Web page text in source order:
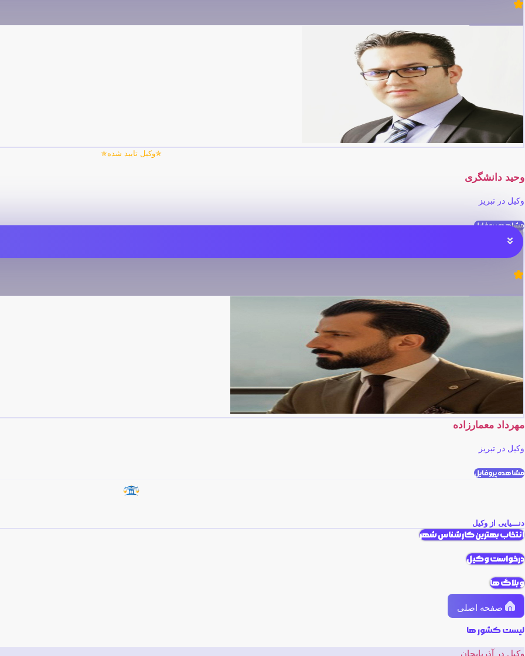
✯وکیل تایید شده✯
وحید دانشگری
وکیل در تبریز
مشاهده پروفایل
مهرداد معمارزاده
وکیل در تبریز
مشاهده پروفایل
دنـــیایی از وکیل
انتخاب بهترین کارشناس شهر
درخواست وکیل
وبلاگ ها
صفحه اصلی
لیست کشور ها
وکیل در آذربایجان